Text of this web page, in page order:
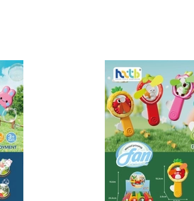
, chúng tôi cung cấp giá sỉ